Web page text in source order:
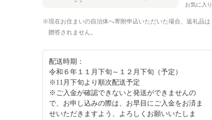
お気に入り
現在お住まいの自治体へ寄附申込いただいた場合、返礼品は
贈答されません。
配送時期：
令和６年１１月下旬～１２月下旬（予定）
※11月下旬より順次配送予定
※ご入金が確認できないと発送ができませんの
で、お申し込みの際は、お早目にご入金をお済ま
せいただきますよう、よろしくお願いいたしま